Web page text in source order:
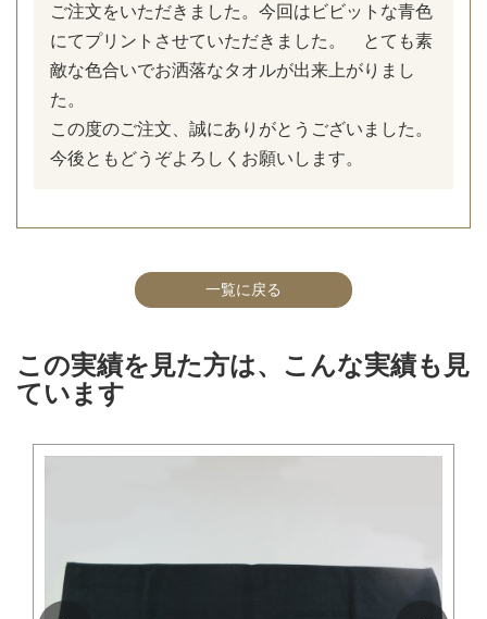
ご注文をいただきました。今回はビビットな青色
にてプリントさせていただきました。 とても素
敵な色合いでお洒落なタオルが出来上がりまし
た。
この度のご注文、誠にありがとうございました。
今後ともどうぞよろしくお願いします。
一覧に戻る
この実績を見た方は、こんな実績も見
ています